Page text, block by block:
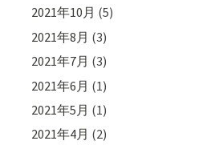
2021年10月 (5)
2021年8月 (3)
2021年7月 (3)
2021年6月 (1)
2021年5月 (1)
2021年4月 (2)